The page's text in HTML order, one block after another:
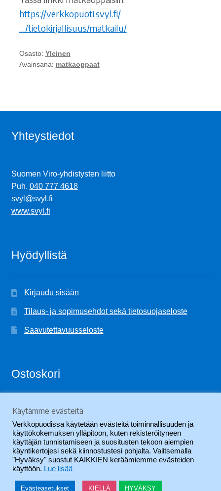
https://verkkopuoti.svyl.fi/
…/tietokirjallisuus/matkailu/
Osasto: Yleinen
Avainsana: matkaoppaat
Yhteystiedot
Suomen Viro-yhdistysten liitto
Puh. 040 777 4618
svyl@svyl.fi
www.svyl.fi
Hyödyllistä
Kirjaudu sisään
Tilaus- ja sopimusehdot sekä tietosuojaseloste
Saavutettavuusseloste
Ostoskori
Ostoskori on tyhjä.
Käytämme evästeitä
Verkkopuodissa käytetään evästeitä toiminnallisuuden ja
käyttökokemuksen ylläpitoon, kuten rekisteröityneen
käyttäjän tunnistamiseen ja suositusten tekoon aiempien
käyntikertojesi sekä kiinnostustesi pohjalta. Valitsemalla
"Hyväksy" suostut KAIKKIEN keräämiemme evästeiden
käyttöön. Lue lisää
Evästeasetukset KIELLÄ HYVÄKSY